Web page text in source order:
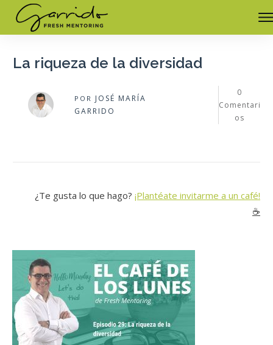
La riqueza de la diversidad
POR JOSÉ MARÍA
GARRIDO
0
Comentari
os
¿Te gusta lo que hago? ¡Plantéate invitarme a un café!
☕️